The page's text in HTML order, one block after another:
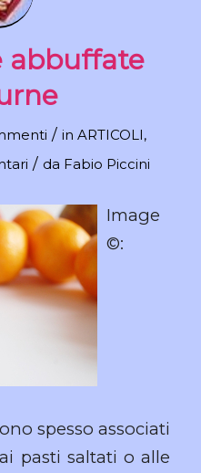
abbuffate
/ inARTICOLI,
/ da Fabio Piccini
Image
©:
spesso associati
pasti saltati o alle